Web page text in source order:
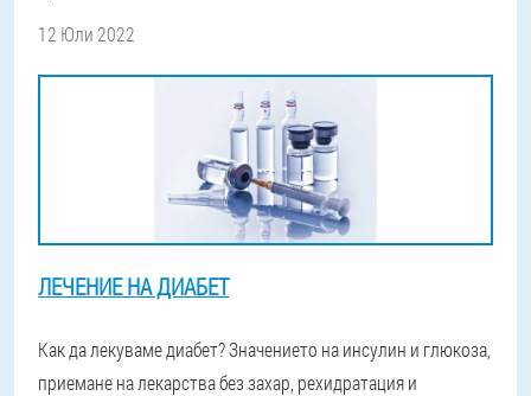
12 Юли 2022
ЛЕЧЕНИЕ НА ДИАБЕТ
Как да лекуваме диабет? Значението на инсулин и глюкоза,
приемане на лекарства без захар, рехидратация и